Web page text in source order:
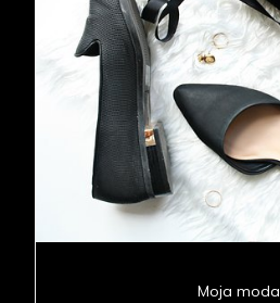
Moja moda